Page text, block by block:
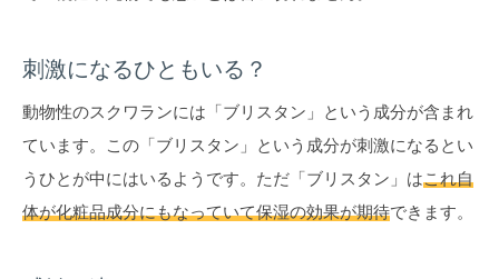
刺激になるひともいる？
動物性のスクワランには「ブリスタン」という成分が含まれ
ています。この「ブリスタン」という成分が刺激になるとい
うひとが中にはいるようです。ただ「ブリスタン」はこれ自
体が化粧品成分にもなっていて保湿の効果が期待できます。